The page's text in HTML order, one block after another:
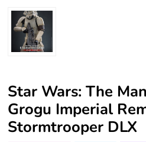
Star Wars: The
Grogu Imperial
Stormtrooper DLX